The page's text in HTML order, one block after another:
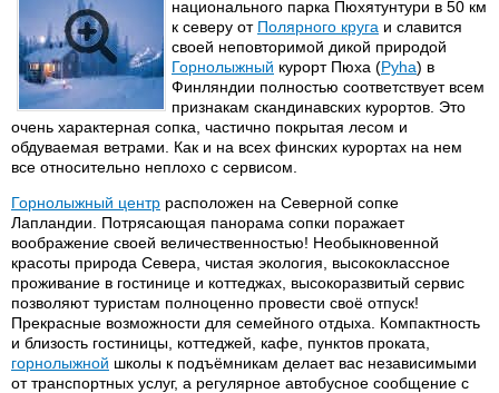
национального парка Пюхятунтури в 50 км
к северу от Полярного круга и славится
своей неповторимой дикой природой
Горнолыжный курорт Пюха (Pyha) в
Финляндии полностью соответствует всем
признакам скандинавских курортов. Это
очень характерная сопка, частично покрытая лесом и
обдуваемая ветрами. Как и на всех финских курортах на нем
все относительно неплохо с сервисом.
Горнолыжный центр расположен на Северной сопке
Лапландии. Потрясающая панорама сопки поражает
воображение своей величественностью! Необыкновенной
красоты природа Севера, чистая экология, высококлассное
проживание в гостинице и коттеджах, высокоразвитый сервис
позволяют туристам полноценно провести своё отпуск!
Прекрасные возможности для семейного отдыха. Компактность
и близость гостиницы, коттеджей, кафе, пунктов проката,
горнолыжной школы к подъёмникам делает вас независимыми
от транспортных услуг, а регулярное автобусное сообщение с